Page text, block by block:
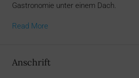
Gastronomie unter einem Dach.
Read More
Anschrift